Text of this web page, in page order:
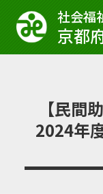
社会福
京都
【民間
2024年